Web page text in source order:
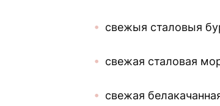
свежыя сталовыя
свежая сталовая
свежая